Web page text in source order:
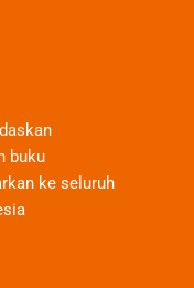
buku
ke seluruh